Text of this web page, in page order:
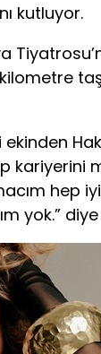
kutluyor.
kariyerini
hep iyi
yok.”